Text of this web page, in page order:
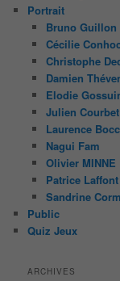
Portrait
Bruno Guillon
Cécilie
Christophe
Damien
Elodie
Julien Courbet
Laurence
Nagui Fam
Olivier MINNE
Patrice Laffont
Sandrine
Public
Quiz Jeux
ARCHIVES